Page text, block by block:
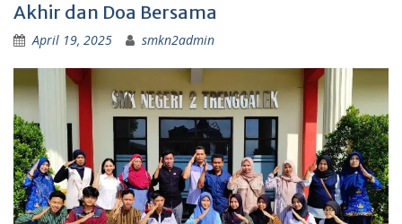
Akhir dan Doa Bersama
April 19, 2025 smkn2admin